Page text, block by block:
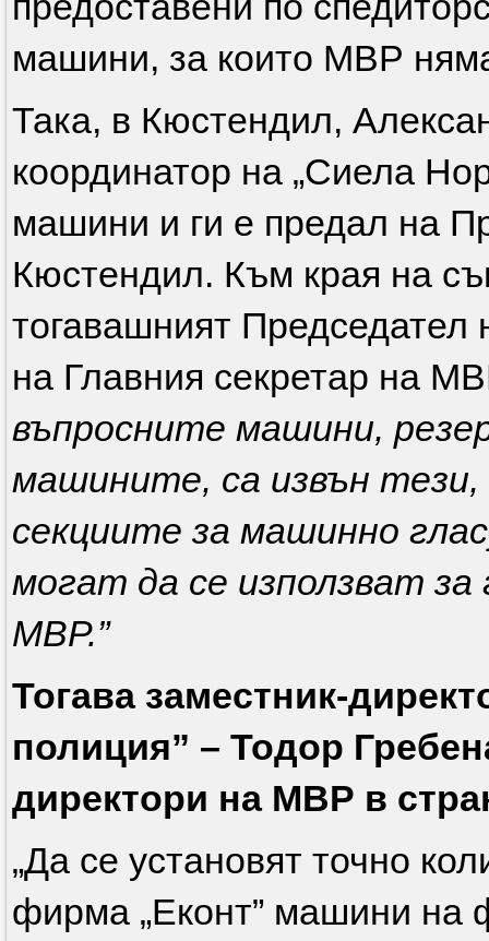
машини, за които МВР
Така, в Кюстендил,
координатор на „Сиела
машини и ги е предал на
Кюстендил. Към края на
тогавашният
на Главния секретар на
въпросните машини,
машините, са извън тези,
секциите за машинно
могат да се използват
МВР.”
Тогава заместник-
полиция” – Тодор
директори на МВР в
„Да се установят точно
фирма „Еконт” машини на